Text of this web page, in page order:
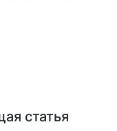
статья